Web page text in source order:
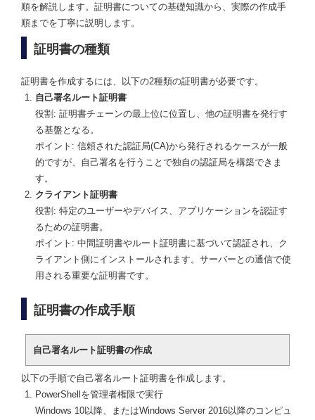
順を解説します。証明書についての基礎知識から、実際の作成手
順までを丁寧に説明します。
証明書の種類
証明書を作成するには、以下の2種類の証明書が必要です。
自己署名ルート証明書
役割: 証明書チェーンの最上位に位置し、他の証明書を発行す
る基盤となる。
ポイント: 信頼された認証局(CA)から発行されるケースが一般
的ですが、自己署名を行うことで独自の認証局を構築できま
す。
クライアント証明書
役割: 特定のユーザーやデバイス、アプリケーションを認証す
るための証明書。
ポイント: 中間証明書やルート証明書に基づいて認証され、ク
ライアント側にインストールされます。サーバーとの通信で使
用される重要な証明書です。
証明書の作成手順
自己署名ルート証明書の作成
以下の手順で自己署名ルート証明書を作成します。
PowerShellを管理者権限で実行
Windows 10以降、またはWindows Server 2016以降のコンピュ